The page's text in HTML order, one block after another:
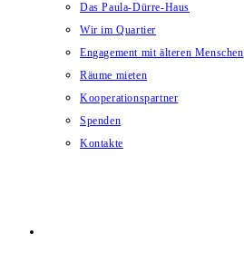
Das Paula-Dürre-Haus
Wir im Quartier
Engagement mit älteren Menschen
Räume mieten
Kooperationspartner
Spenden
Kontakte